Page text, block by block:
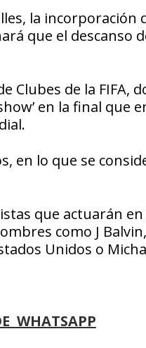
la incorporación
que el descanso
de la FIFA,
en la final que
en lo que se
que actuarán
como J
Unidos o
WHATSAPP